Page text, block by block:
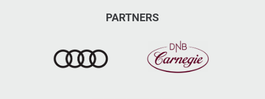
PARTNERS